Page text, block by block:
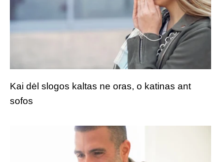
Kai dėl slogos kaltas ne oras, o katinas ant
sofos